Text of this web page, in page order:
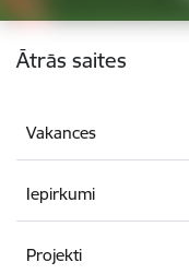
Kājene
Ātrās saites
Vakances
Iepirkumi
Projekti